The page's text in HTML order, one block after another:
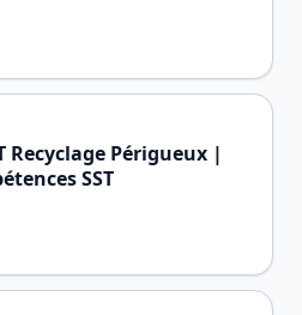
Recyclage Périgueux |
SST